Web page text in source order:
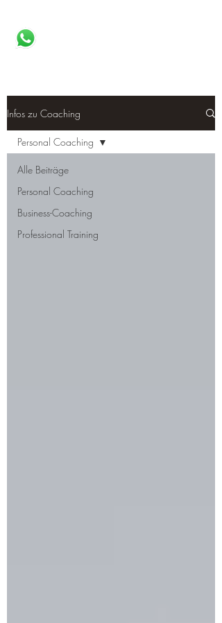
Infos zu Coaching
Alle Beiträge
Personal Coaching
Business-Coaching
Professional Training
Personal Coaching